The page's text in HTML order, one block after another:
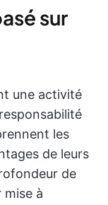
sur
une activité
les
de leurs
de
mise à